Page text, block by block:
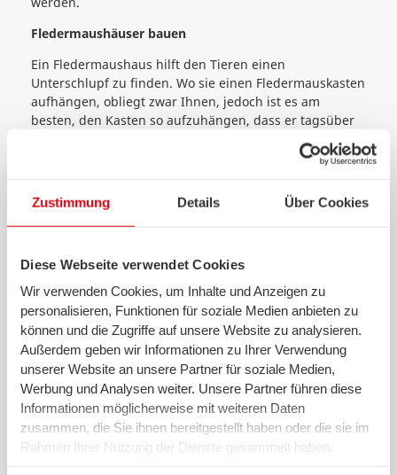
Zustimmung Details Über Cookies
Diese Webseite verwendet Cookies
Wir verwenden Cookies, um Inhalte und Anzeigen zu
personalisieren, Funktionen für soziale Medien anbieten zu
können und die Zugriffe auf unsere Website zu analysieren.
Außerdem geben wir Informationen zu Ihrer Verwendung
unserer Website an unsere Partner für soziale Medien,
Werbung und Analysen weiter. Unsere Partner führen diese
Informationen möglicherweise mit weiteren Daten
zusammen, die Sie ihnen bereitgestellt haben oder die sie im
Rahmen Ihrer Nutzung der Dienste gesammelt haben.
Fledermaushäuser bauen
Ein Fledermaushaus hilft den Tieren einen
Unterschlupf zu finden. Wo sie einen Fledermauskasten
aufhängen, obliegt zwar Ihnen, jedoch ist es am
besten, den Kasten so aufzuhängen, dass er tagsüber
Fledermäuse einziehen, kann es jedoch einige Zeit
Spenden
Schutz der Fledermäuse einsetzen, so zum Beispiel der
Naturschutzbund Deutschland e. V. (NABU).
Lichtquellen ausschalten
Fledermäuse mögen es dunkel. Das heißt, falls Sie
Fledermäuse bei sich beherbergen oder Sie vermuten,
dass die Tiere bei Ihnen Unterschlupf gefunden haben,
schalten Sie Lichtquellen an Hausfassaden aus.
Übrigens:Falls bei Ihnen zuhause auch einmal das
Licht aufgrund eines Stromausfalls ausgeht, sollten Sie